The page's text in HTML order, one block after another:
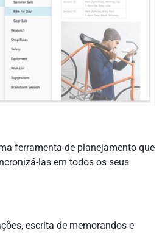
ferramenta de planejamento que
las em todos os seus
escrita de memorandos e